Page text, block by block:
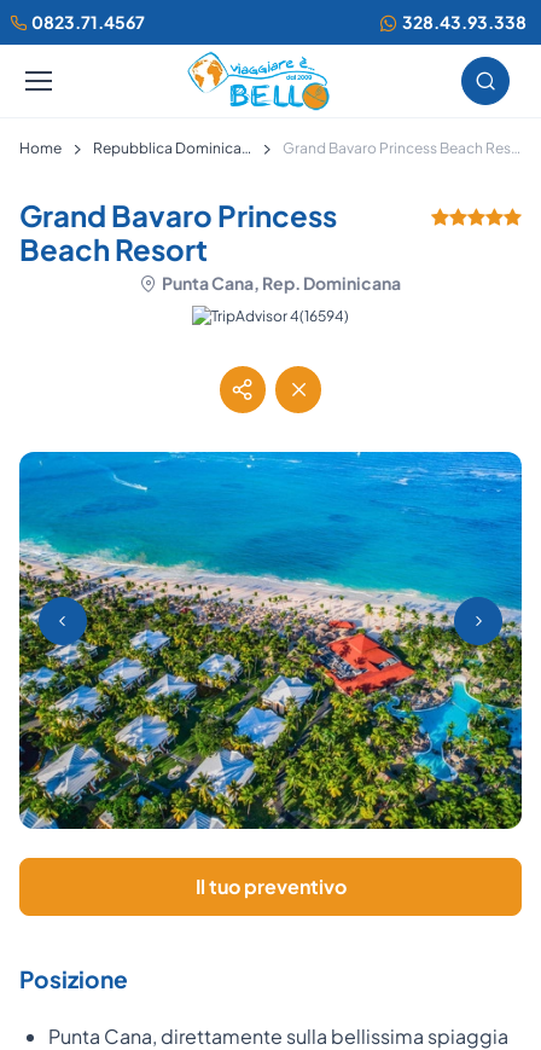
0823.71.4567 328.43.93.338
Home Repubblica Dominicana Grand Bavaro Princess Beach Resort
Grand Bavaro Princess
Beach Resort
Punta Cana, Rep. Dominicana
(16594)
Il tuo preventivo
Posizione
Punta Cana, direttamente sulla bellissima spiaggia